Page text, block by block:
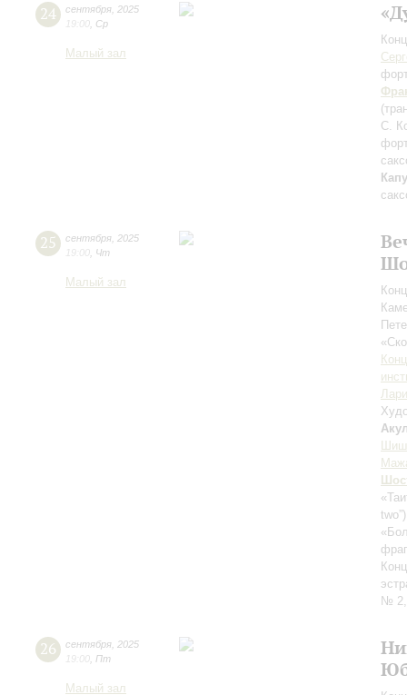
24 сентября 2025
19:00 Ср
Малый зал
С.
25 сентября 2025
19:00 Чт
Малый зал
№ 2,
26 сентября 2025
19:00 Пт
Малый зал